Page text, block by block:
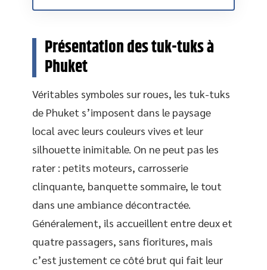
Présentation des tuk-tuks à
Phuket
Véritables symboles sur roues, les tuk-tuks
de Phuket s’imposent dans le paysage
local avec leurs couleurs vives et leur
silhouette inimitable. On ne peut pas les
rater : petits moteurs, carrosserie
clinquante, banquette sommaire, le tout
dans une ambiance décontractée.
Généralement, ils accueillent entre deux et
quatre passagers, sans fioritures, mais
c’est justement ce côté brut qui fait leur